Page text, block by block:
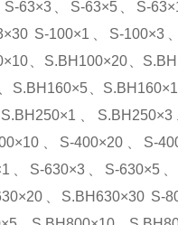
63×3、S-63×5、S-
S-100×1、S-
、S.BH100×20、
S.BH160×5、
、
、S-400×20、S-
、S-630×3、S-630×5
、S.BH630×30